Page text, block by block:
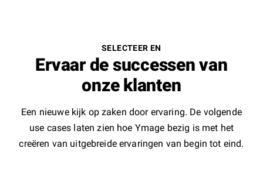
SELECTEER EN
Ervaar de successen van
onze klanten
Een nieuwe kijk op zaken door ervaring. De volgende
use cases laten zien hoe Ymage bezig is met het
creëren van uitgebreide ervaringen van begin tot eind.